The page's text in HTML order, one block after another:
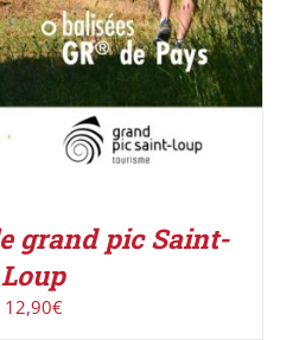
grand pic Saint-
Loup
12,90€